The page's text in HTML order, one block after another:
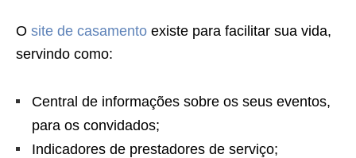
O site de casamento existe para facilitar sua vida,
servindo como:
Central de informações sobre os seus eventos,
para os convidados;
Indicadores de prestadores de serviço;